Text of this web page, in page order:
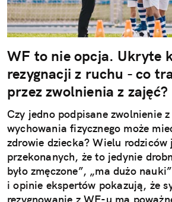
WF to nie opcja. Ukryte
rezygnacji z ruchu - co
przez zwolnienia z zajęć?
Czy jedno podpisane zwolnienie
wychowania fizycznego może
zdrowie dziecka? Wielu rodziców
przekonanych, że to jedynie
było zmęczone”, „ma dużo
i opinie ekspertów pokazują, że